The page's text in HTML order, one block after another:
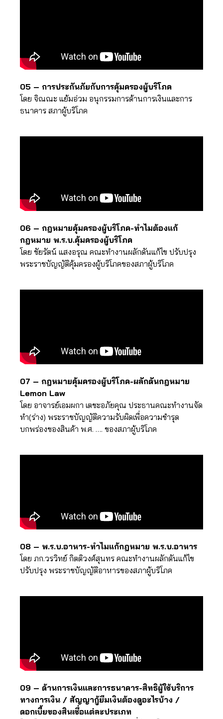
05 – การประกันภัยกับการคุ้มครองผู้บริโภค
โดย จิณณะ แย้มอ่วม อนุกรรมการด้านการเงินและการ
ธนาคาร สภาผู้บริโภค
06 – กฎหมายคุ้มครองผู้บริโภค-ทำไมต้องแก้
กฎหมาย พ.ร.บ.คุ้มครองผู้บริโภค
โดย ชัยรัตน์ แสงอรุณ คณะทำงานผลักดันแก้ไข ปรับปรุง
พระราชบัญญัติคุ้มครองผู้บริโภคของสภาผู้บริโภค
07 – กฎหมายคุ้มครองผู้บริโภค-ผลักดันกฎหมาย
Lemon Law
โดย อาจารย์เอมผกา เตชะอภัยคุณ ประธานคณะทำงานจัด
ทำ(ร่าง) พระราชบัญญัติความรับผิดเพื่อความชำรุด
บกพร่องของสินค้า พ.ศ. …. ของสภาผู้บริโภค
08 – พ.ร.บ.อาหาร-ทำไมแก้กฎหมาย พ.ร.บ.อาหาร
โดย ภก.วรวิทย์ กิตติวงศ์สุนทร คณะทำงานผลักดันแก้ไข
ปรับปรุง พระราชบัญญัติอาหารของสภาผู้บริโภค
09 – ด้านการเงินและการธนาคาร-สิทธิผู้ใช้บริการ
ทางการเงิน / สัญญากู้ยืมเงินต้องดูอะไรบ้าง /
ดอกเบี้ยของสินเชื่อแต่ละประเภท